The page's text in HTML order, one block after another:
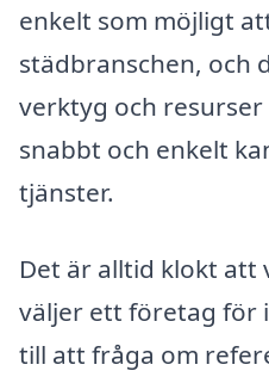
enkelt som möjligt
städbranschen, och
verktyg och
snabbt och enkelt
tjänster.
Det är alltid klokt att
väljer ett företag för
till att fråga om